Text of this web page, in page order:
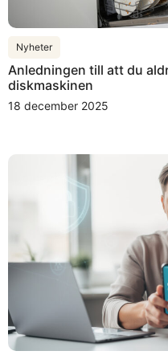
Nyheter
Anledningen till att du
diskmaskinen
18 december 2025